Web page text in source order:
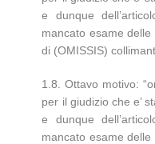
e dunque
mancato esame delle
di (OMISSIS)
1.8. Ottavo motivo:
per il giudizio che e’
e dunque
mancato esame delle